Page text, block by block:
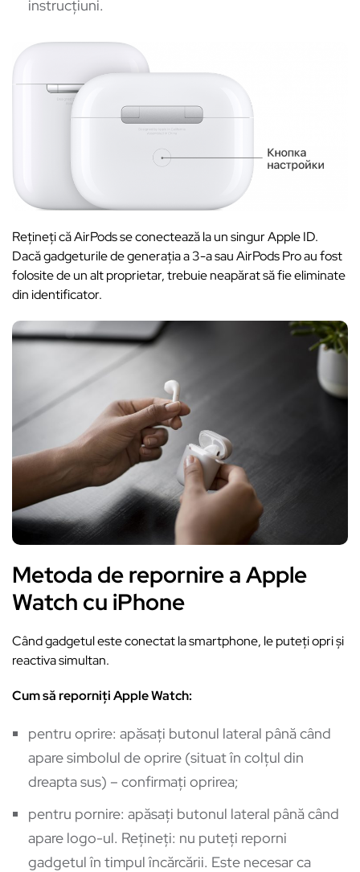
instrucțiuni.
Rețineți că AirPods se conectează la un singur Apple ID.
Dacă gadgeturile de generația a 3-a sau AirPods Pro au fost
folosite de un alt proprietar, trebuie neapărat să fie eliminate
din identificator.
Metoda de repornire a Apple
Watch cu iPhone
Când gadgetul este conectat la smartphone, le puteți opri și
reactiva simultan.
Cum să reporniți Apple Watch:
pentru oprire: apăsați butonul lateral până când
apare simbolul de oprire (situat în colțul din
dreapta sus) – confirmați oprirea;
pentru pornire: apăsați butonul lateral până când
apare logo-ul. Rețineți: nu puteți reporni
gadgetul în timpul încărcării. Este necesar ca